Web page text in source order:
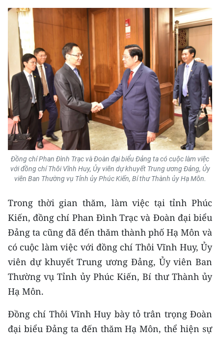
ENGLISH
中文
FRANÇAIS
РУССКИЙ
ESPAÑOL
한국어
Đồng chí Phan Đình Trạc và Đoàn đại biểu Đảng ta có cuộc làm việc
với đồng chí Thôi Vĩnh Huy, Ủy viên dự khuyết Trung ương Đảng, Ủy
viên Ban Thường vụ Tỉnh ủy Phúc Kiến, Bí thư Thành ủy Hạ Môn.
Trong thời gian thăm, làm việc tại tỉnh Phúc
Kiến, đồng chí Phan Đình Trạc và Đoàn đại biểu
Đảng ta cũng đã đến thăm thành phố Hạ Môn và
có cuộc làm việc với đồng chí Thôi Vĩnh Huy, Ủy
viên dự khuyết Trung ương Đảng, Ủy viên Ban
Thường vụ Tỉnh ủy Phúc Kiến, Bí thư Thành ủy
Hạ Môn.
Đồng chí Thôi Vĩnh Huy bày tỏ trân trọng Đoàn
đại biểu Đảng ta đến thăm Hạ Môn, thể hiện sự